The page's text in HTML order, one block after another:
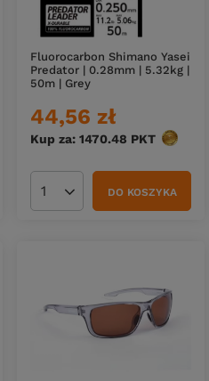
Fluorocarbon Shimano Yasei
Predator | 0.28mm | 5.32kg |
50m | Grey
44,56 zł
Kup za: 1470.48 PKT
Ilość produktówDO KOSZYKA